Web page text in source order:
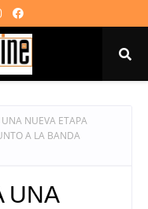
NUEVA ETAPA
A LA BANDA
UNA